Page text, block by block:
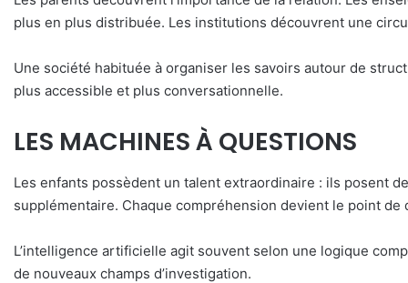
plus en plus distribuée. Les institutions découvrent une
Une société habituée à organiser les savoirs autour de
plus accessible et plus conversationnelle.
LES MACHINES À QUESTIONS
Les enfants possèdent un talent extraordinaire : ils posent
supplémentaire. Chaque compréhension devient le point
L’intelligence artificielle agit souvent selon une logique
de nouveaux champs d’investigation.